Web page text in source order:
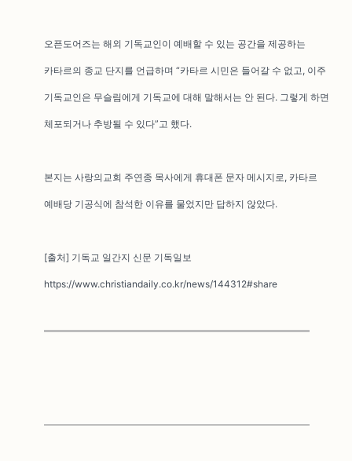
오픈도어즈는 해외 기독교인이 예배할 수 있는 공간을 제공하는
카타르의 종교 단지를 언급하며 “카타르 시민은 들어갈 수 없고, 이주
기독교인은 무슬림에게 기독교에 대해 말해서는 안 된다. 그렇게 하면
체포되거나 추방될 수 있다”고 했다.
본지는 사랑의교회 주연종 목사에게 휴대폰 문자 메시지로, 카타르
예배당 기공식에 참석한 이유를 물었지만 답하지 않았다.
[출처] 기독교 일간지 신문 기독일보
https://www.christiandaily.co.kr/news/144312#share